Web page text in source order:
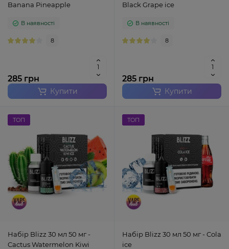
Banana Pineapple
В наявності
8
285 грн
Купити
Black Grape ice
В наявності
8
285 грн
Купити
ТОП
Набір Blizz 30 мл 50 мг -
Cactus Watermelon Kiwi
ТОП
Набір Blizz 30 мл 50 мг - Cola
ice